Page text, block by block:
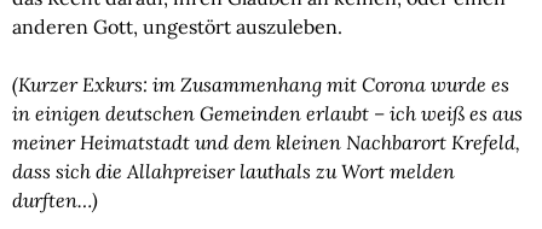
anderen Gott, ungestört auszuleben.
(Kurzer Exkurs: im Zusammenhang mit Corona wurde es
in einigen deutschen Gemeinden erlaubt – ich weiß es aus
meiner Heimatstadt und dem kleinen Nachbarort Krefeld,
dass sich die Allahpreiser lauthals zu Wort melden
durften…)